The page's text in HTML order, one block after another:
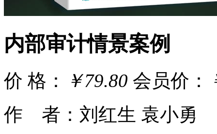
内部审计情景案例
价 格： ￥79.80 会员价：
作 者：刘红生 袁小勇